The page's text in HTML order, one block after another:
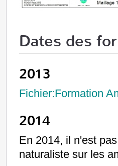
Dates des
2013
Fichier:Formation
2014
En 2014, il n'est
naturaliste sur les